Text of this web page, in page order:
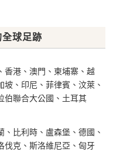
全球足跡
香港、澳門、柬埔寨、越
、印尼、菲律賓、汶萊、
伯聯合大公國、土耳其
比利時、盧森堡、德國、
伐克、斯洛維尼亞、匈牙